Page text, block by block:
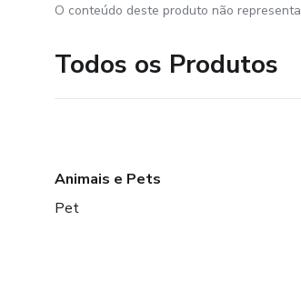
O conteúdo deste produto não
Todos os Produtos
Animais e Pets
Pet